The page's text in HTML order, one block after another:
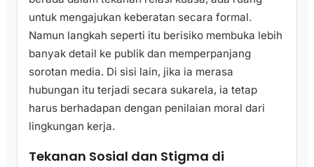
untuk mengajukan keberatan secara formal.
Namun langkah seperti itu berisiko membuka lebih
banyak detail ke publik dan memperpanjang
sorotan media. Di sisi lain, jika ia merasa
hubungan itu terjadi secara sukarela, ia tetap
harus berhadapan dengan penilaian moral dari
lingkungan kerja.
Tekanan Sosial dan Stigma di